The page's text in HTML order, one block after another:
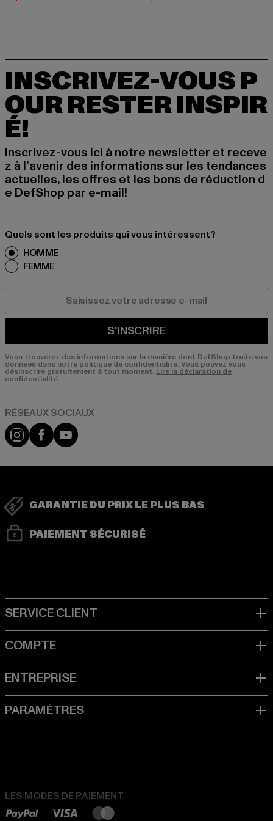
INSCRIVEZ-VOUS P
OUR RESTER INSPIR
É!
Inscrivez-vous ici à notre newsletter et receve
z à l'avenir des informations sur les tendances
actuelles, les offres et les bons de réduction d
e DefShop par e-mail!
Quels sont les produits qui vous intéressent?
HOMME
FEMME
S'INSCRIRE
Vous trouverez des informations sur la manière dont DefShop traite vos
données dans notre politique de confidentialité. Vous pouvez vous
désinscrire gratuitement à tout moment. Lire la déclaration de
confidentialité.
Visit our Instagram page:
Visit our Facebook page:
Visit our YouTube channel:
GARANTIE DU PRIX LE PLUS BAS
PAIEMENT SÉCURISÉ
LES MODES DE PAIEMENT